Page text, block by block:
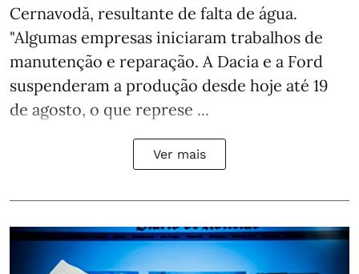
Cernavodă, resultante de falta de água.
"Algumas empresas iniciaram trabalhos de
manutenção e reparação. A Dacia e a Ford
suspenderam a produção desde hoje até 19
de agosto, o que represe ...
Ver mais